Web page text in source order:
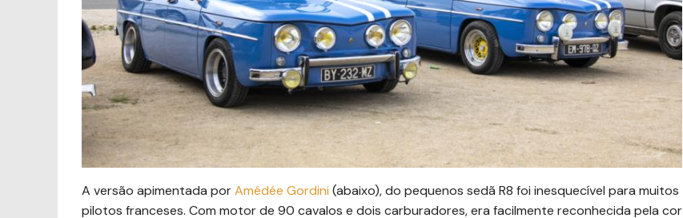
A versão apimentada porAmédée Gordini (abaixo), do pequenos sedã R8 foi inesquecível para muitos
pilotos franceses. Com motor de 90 cavalos e dois carburadores, era facilmente reconhecida pela cor